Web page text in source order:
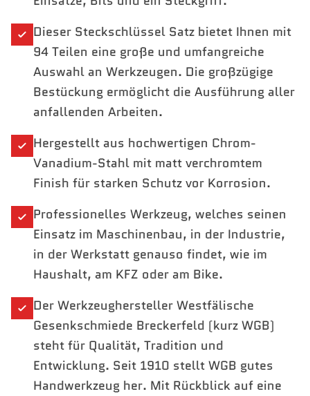
1/2" Zündkerzen-Einsatz 16 | 21 mm
1/2" Verlängerung 125 | 250 mm
1/2" Adapter 3/8" x 1/2"
1/2" Hebelum
Dieser Steckschlüssel Satz bietet Ihnen mit
94 Teilen eine große und umfangreiche
Auswahl an Werkzeugen. Die großzügige
Bestückung ermöglicht die Ausführung aller
anfallenden Arbeiten.
Hergestellt aus hochwertigen Chrom-
Vanadium-Stahl mit matt verchromtem
Finish für starken Schutz vor Korrosion.
Professionelles Werkzeug, welches seinen
Einsatz im Maschinenbau, in der Industrie,
in der Werkstatt genauso findet, wie im
Haushalt, am KFZ oder am Bike.
Der Werkzeughersteller Westfälische
Gesenkschmiede Breckerfeld (kurz WGB)
steht für Qualität, Tradition und
Entwicklung. Seit 1910 stellt WGB gutes
Handwerkzeug her. Mit Rückblick auf eine